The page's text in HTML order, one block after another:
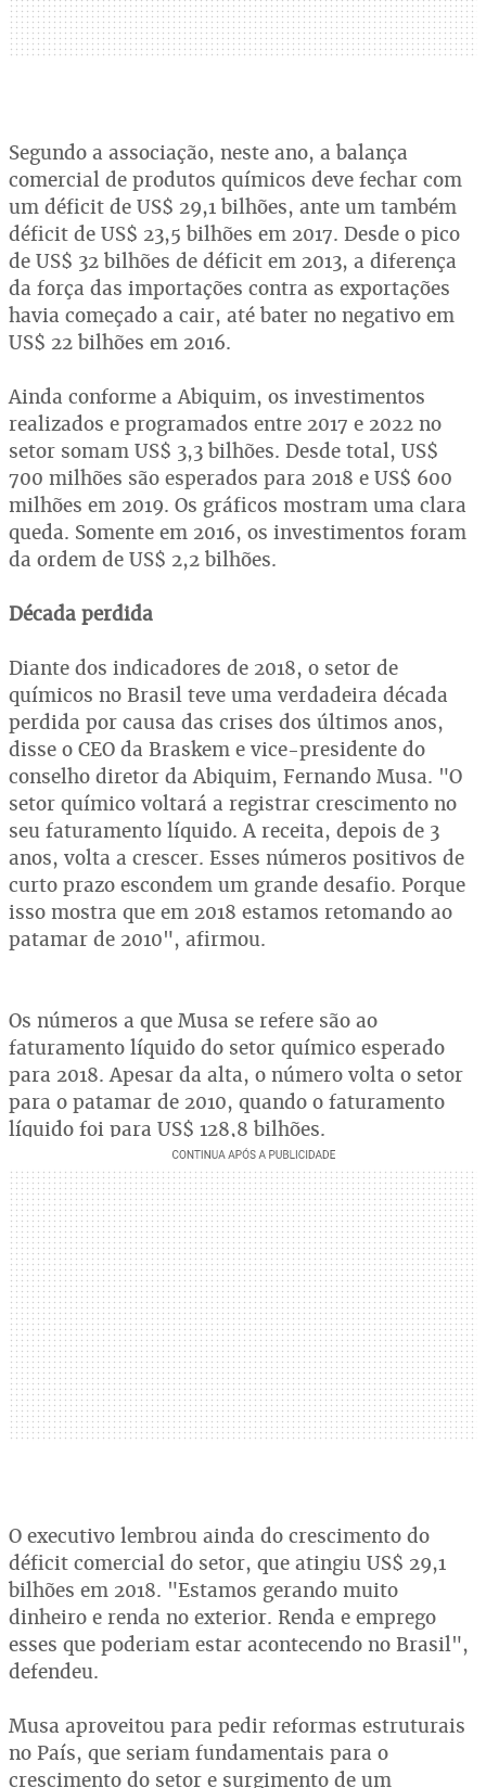
Segundo a associação, neste ano, a balança
comercial de produtos químicos deve fechar com
um déficit de US$ 29,1 bilhões, ante um também
déficit de US$ 23,5 bilhões em 2017. Desde o pico
de US$ 32 bilhões de déficit em 2013, a diferença
da força das importações contra as exportações
havia começado a cair, até bater no negativo em
US$ 22 bilhões em 2016.
Ainda conforme a Abiquim, os investimentos
realizados e programados entre 2017 e 2022 no
setor somam US$ 3,3 bilhões. Desde total, US$
700 milhões são esperados para 2018 e US$ 600
milhões em 2019. Os gráficos mostram uma clara
queda. Somente em 2016, os investimentos foram
da ordem de US$ 2,2 bilhões.
Década perdida
Diante dos indicadores de 2018, o setor de
químicos no Brasil teve uma verdadeira década
perdida por causa das crises dos últimos anos,
disse o CEO da Braskem e vice-presidente do
conselho diretor da Abiquim, Fernando Musa. "O
setor químico voltará a registrar crescimento no
seu faturamento líquido. A receita, depois de 3
anos, volta a crescer. Esses números positivos de
curto prazo escondem um grande desafio. Porque
isso mostra que em 2018 estamos retomando ao
patamar de 2010", afirmou.
Os números a que Musa se refere são ao
faturamento líquido do setor químico esperado
para 2018. Apesar da alta, o número volta o setor
para o patamar de 2010, quando o faturamento
líquido foi para US$ 128,8 bilhões.
O executivo lembrou ainda do crescimento do
déficit comercial do setor, que atingiu US$ 29,1
bilhões em 2018. "Estamos gerando muito
dinheiro e renda no exterior. Renda e emprego
esses que poderiam estar acontecendo no Brasil",
defendeu.
Musa aproveitou para pedir reformas estruturais
no País, que seriam fundamentais para o
crescimento do setor e surgimento de um